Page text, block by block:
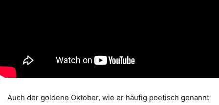
Auch der goldene Oktober, wie er häufig poetisch genannt